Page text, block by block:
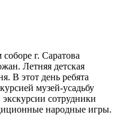
г. Саратова
Летняя детская
В этот день ребята
музей-усадьбу
сотрудники
народные игры.